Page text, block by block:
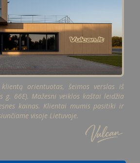
orientuotas, šeimos verslas iš
g. 66E). Mažesni veiklos kaštai leidžia
kainas. Klientai mumis pasitiki ir
visoje Lietuvoje.